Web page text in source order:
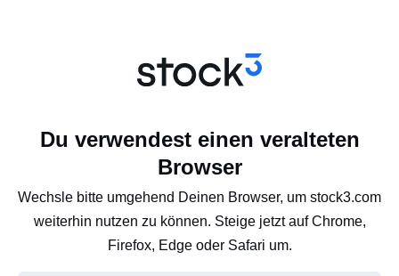
Du verwendest einen veralteten
Browser
Wechsle bitte umgehend Deinen Browser, um stock3.com
weiterhin nutzen zu können. Steige jetzt auf Chrome,
Firefox, Edge oder Safari um.